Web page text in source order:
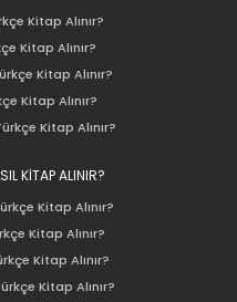
Kitap Alınır?
Kitap Alınır?
Kitap Alınır?
Kitap Alınır?
Kitap Alınır?
KİTAP ALINIR?
Kitap Alınır?
Kitap Alınır?
Kitap Alınır?
Kitap Alınır?